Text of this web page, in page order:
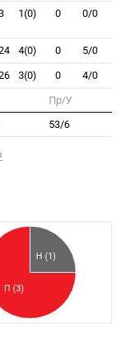
1(0) 0 0/0
4(0) 0 5/0
3(0) 0 4/0
Пр/У
53/6
Н (1)
П (3)